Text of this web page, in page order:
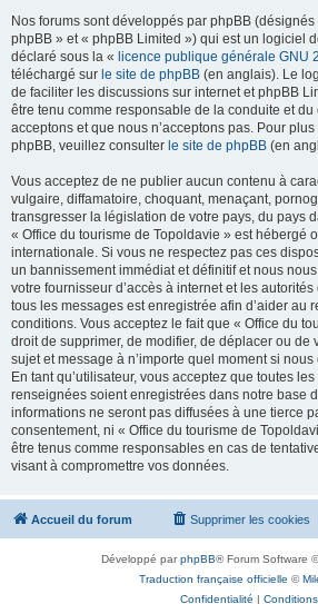
Nos forums sont développés par phpBB
phpBB » et « phpBB Limited ») qui est un logiciel
déclaré sous la « licence publique générale GNU
téléchargé sur le site de phpBB (en anglais). Le
de faciliter les discussions sur internet et phpBB
être tenu comme responsable de la conduite et
acceptons et que nous n’acceptons pas. Pour
phpBB, veuillez consulter le site de phpBB (en
Vous acceptez de ne publier aucun contenu à
vulgaire, diffamatoire, choquant, menaçant,
transgresser la législation de votre pays, du pays
« Office du tourisme de Topoldavie » est hébergé
internationale. Si vous ne respectez pas ces
un bannissement immédiat et définitif et nous
votre fournisseur d’accès à internet et les autorités
tous les messages est enregistrée afin d’aider au
conditions. Vous acceptez le fait que « Office du
droit de supprimer, de modifier, de déplacer ou de
sujet et message à n’importe quel moment si
En tant qu’utilisateur, vous acceptez que toutes
renseignées soient enregistrées dans notre base
informations ne seront pas diffusées à une tierce
consentement, ni « Office du tourisme de
être tenus comme responsables en cas de
visant à compromettre vos données.
Accueil du forum Supprimer les cookies
Développé parphpBB® Forum Software
Traduction française officielle ©
Confidentialité | Conditions